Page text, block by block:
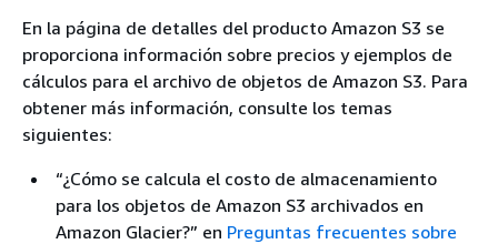
En la página de detalles del producto Amazon S3 se
proporciona información sobre precios y ejemplos de
cálculos para el archivo de objetos de Amazon S3. Para
obtener más información, consulte los temas
siguientes:
“¿Cómo se calcula el costo de almacenamiento
para los objetos de Amazon S3 archivados en
Amazon Glacier?” en Preguntas frecuentes sobre